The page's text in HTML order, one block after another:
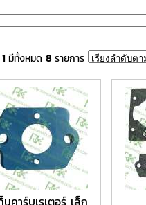
1มีทั้งหมด 8รายการ
นคาร์บูเรเตอร์ เล็ก